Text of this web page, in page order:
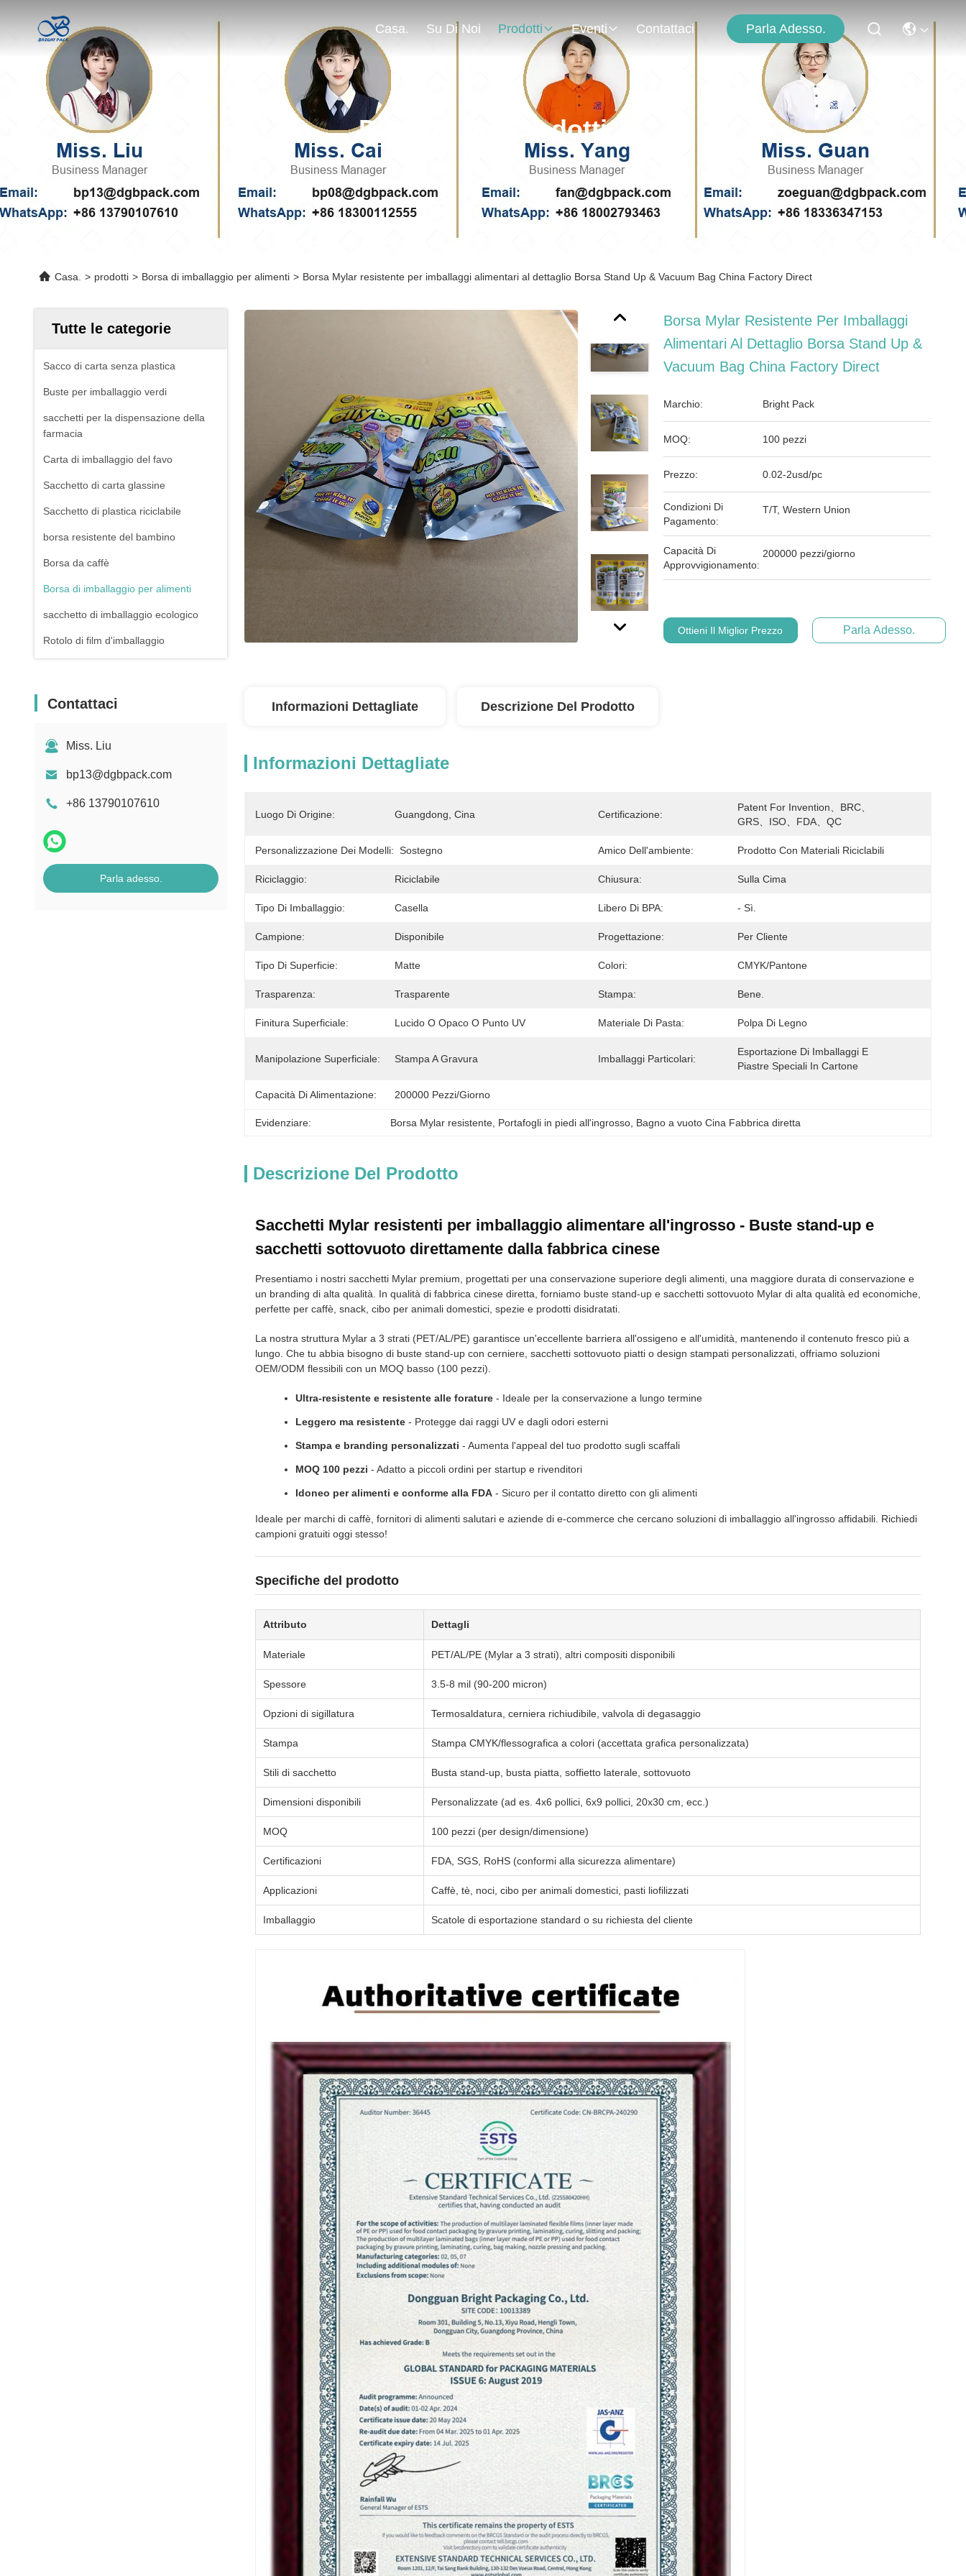
Casa. Su Di Noi Prodotti Eventi Contattaci Parla Adesso.
Dettagli Dei Prodotti
Casa. > prodotti > Borsa di imballaggio per alimenti > Borsa Mylar resistente per imballaggi alimentari al dettaglio Borsa Stand Up & Vacuum Bag China Factory Direct
Tutte le categorie
Sacco di carta senza plastica
Buste per imballaggio verdi
sacchetti per la dispensazione della
farmacia
Carta di imballaggio del favo
Sacchetto di carta glassine
Sacchetto di plastica riciclabile
borsa resistente del bambino
Borsa da caffè
Borsa di imballaggio per alimenti
sacchetto di imballaggio ecologico
Rotolo di film d'imballaggio
Contattaci
Miss. Liu
bp13@dgbpack.com
+86 13790107610
Parla adesso.
Borsa Mylar Resistente Per Imballaggi
Alimentari Al Dettaglio Borsa Stand Up &
Vacuum Bag China Factory Direct
Marchio: Bright Pack
MOQ: 100 pezzi
Prezzo: 0.02-2usd/pc
Condizioni Di
Pagamento:
T/T, Western Union
Capacità Di
Approvvigionamento:
200000 pezzi/giorno
Ottieni Il Miglior Prezzo Parla Adesso.
Informazioni Dettagliate Descrizione Del Prodotto
Informazioni Dettagliate
Luogo Di Origine: Guangdong, Cina Certificazione:
Patent For Invention、BRC、
GRS、ISO、FDA、QC
Personalizzazione Dei Modelli: Sostegno Amico Dell'ambiente: Prodotto Con Materiali Riciclabili
Riciclaggio: Riciclabile Chiusura: Sulla Cima
Tipo Di Imballaggio: Casella Libero Di BPA: - Sì.
Campione: Disponibile Progettazione: Per Cliente
Tipo Di Superficie: Matte Colori: CMYK/Pantone
Trasparenza: Trasparente Stampa: Bene.
Finitura Superficiale: Lucido O Opaco O Punto UV Materiale Di Pasta: Polpa Di Legno
Manipolazione Superficiale: Stampa A Gravura Imballaggi Particolari:
Esportazione Di Imballaggi E
Piastre Speciali In Cartone
Capacità Di Alimentazione: 200000 Pezzi/giorno
Evidenziare: Borsa Mylar resistente Portafogli in piedi all'ingrosso Bagno a vuoto Cina Fabbrica diretta
Descrizione Del Prodotto
Sacchetti Mylar resistenti per imballaggio alimentare all'ingrosso - Buste stand-up e
sacchetti sottovuoto direttamente dalla fabbrica cinese
Presentiamo i nostri sacchetti Mylar premium, progettati per una conservazione superiore degli alimenti, una maggiore durata di conservazione e
un branding di alta qualità. In qualità di fabbrica cinese diretta, forniamo buste stand-up e sacchetti sottovuoto Mylar di alta qualità ed economiche,
perfette per caffè, snack, cibo per animali domestici, spezie e prodotti disidratati.
La nostra struttura Mylar a 3 strati (PET/AL/PE) garantisce un'eccellente barriera all'ossigeno e all'umidità, mantenendo il contenuto fresco più a
lungo. Che tu abbia bisogno di buste stand-up con cerniere, sacchetti sottovuoto piatti o design stampati personalizzati, offriamo soluzioni
OEM/ODM flessibili con un MOQ basso (100 pezzi).
Ultra-resistente e resistente alle forature - Ideale per la conservazione a lungo termine
Leggero ma resistente - Protegge dai raggi UV e dagli odori esterni
Stampa e branding personalizzati - Aumenta l'appeal del tuo prodotto sugli scaffali
MOQ 100 pezzi - Adatto a piccoli ordini per startup e rivenditori
Idoneo per alimenti e conforme alla FDA - Sicuro per il contatto diretto con gli alimenti
Ideale per marchi di caffè, fornitori di alimenti salutari e aziende di e-commerce che cercano soluzioni di imballaggio all'ingrosso affidabili. Richiedi
campioni gratuiti oggi stesso!
Specifiche del prodotto
Attributo Dettagli
Materiale PET/AL/PE (Mylar a 3 strati), altri compositi disponibili
Spessore 3.5-8 mil (90-200 micron)
Opzioni di sigillatura Termosaldatura, cerniera richiudibile, valvola di degasaggio
Stampa Stampa CMYK/flessografica a colori (accettata grafica personalizzata)
Stili di sacchetto Busta stand-up, busta piatta, soffietto laterale, sottovuoto
Dimensioni disponibili Personalizzate (ad es. 4x6 pollici, 6x9 pollici, 20x30 cm, ecc.)
MOQ 100 pezzi (per design/dimensione)
Certificazioni FDA, SGS, RoHS (conformi alla sicurezza alimentare)
Applicazioni Caffè, tè, noci, cibo per animali domestici, pasti liofilizzati
Imballaggio Scatole di esportazione standard o su richiesta del cliente